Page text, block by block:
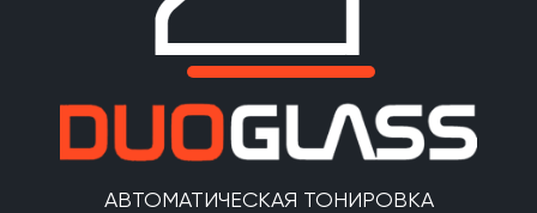
АВТОМАТИЧЕСКАЯ ТОНИРОВКА